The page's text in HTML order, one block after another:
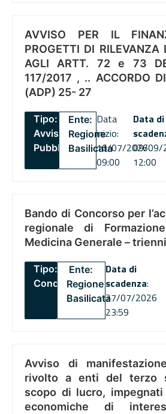
AVVISO PER IL
PROGETTI DI RILEVANZA
AGLI ARTT. 72 e 73
117/2017 , .. ACCORDO
(ADP) 25- 27
Tipo:
Avviso
Pubblico
Ente:
Regione
Basilicata
Data
inizio:
16/07/2026
09:00
Data di
09/09/
12:00
Bando di Concorso per
regionale di
Medicina Generale –
Tipo:
Concorsi
Ente:
Regione
Basilicata
Data di
scadenza:
27/07/2026
23:59
Avviso di
rivolto a enti del terzo
scopo di lucro,
economiche di